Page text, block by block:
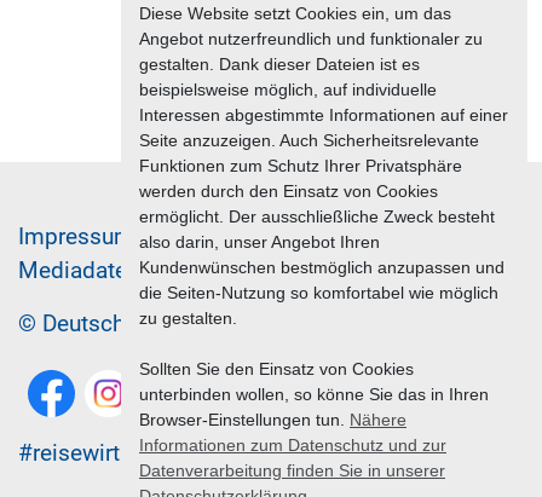
Diese Website setzt Cookies ein, um das
Angebot nutzerfreundlich und funktionaler zu
gestalten. Dank dieser Dateien ist es
beispielsweise möglich, auf individuelle
Interessen abgestimmte Informationen auf einer
Seite anzuzeigen. Auch Sicherheitsrelevante
Funktionen zum Schutz Ihrer Privatsphäre
werden durch den Einsatz von Cookies
ermöglicht. Der ausschließliche Zweck besteht
also darin, unser Angebot Ihren
Kundenwünschen bestmöglich anzupassen und
die Seiten-Nutzung so komfortabel wie möglich
zu gestalten.
Sollten Sie den Einsatz von Cookies
unterbinden wollen, so könne Sie das in Ihren
Browser-Einstellungen tun. Nähere
Informationen zum Datenschutz und zur
Datenverarbeitung finden Sie in unserer
Im­pres­sum & Da­ten­schutz
Me­di­a­da­ten & Mar­ke­ting­leis­tun­gen
Jobs
© Deutscher Reiseverband 2026
#reisewirtschaft